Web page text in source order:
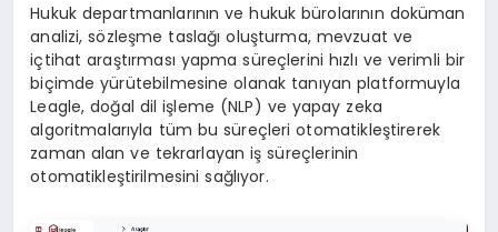
Hukuk departmanlarının ve hukuk bürolarının doküman
analizi, sözleşme taslağı oluşturma, mevzuat ve
içtihat araştırması yapma süreçlerini hızlı ve verimli bir
biçimde yürütebilmesine olanak tanıyan platformuyla
Leagle, doğal dil işleme (NLP) ve yapay zeka
algoritmalarıyla tüm bu süreçleri otomatikleştirerek
zaman alan ve tekrarlayan iş süreçlerinin
otomatikleştirilmesini sağlıyor.